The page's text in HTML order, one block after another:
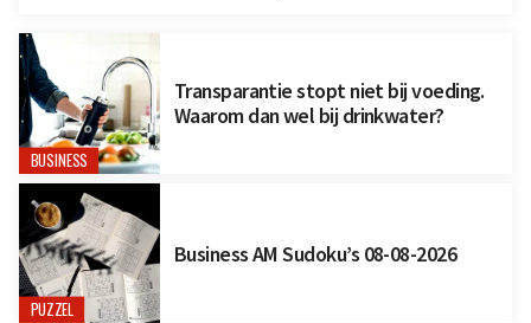
BUSINESS
Transparantie stopt niet bij voeding.
Waarom dan wel bij drinkwater?
PUZZEL
Business AM Sudoku’s 08-08-2026